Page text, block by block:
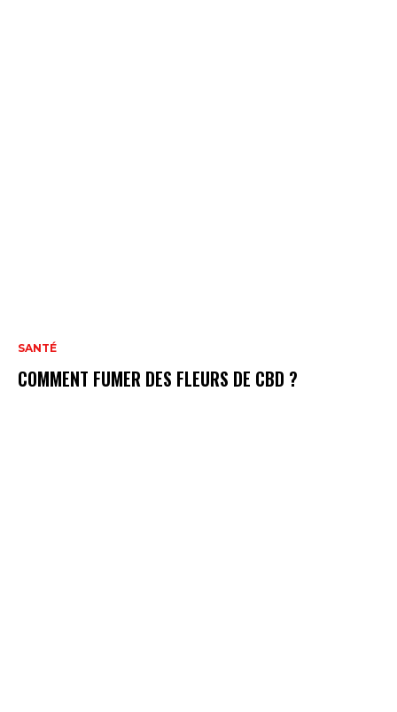
SANTÉ
COMMENT FUMER DES FLEURS DE CBD ?